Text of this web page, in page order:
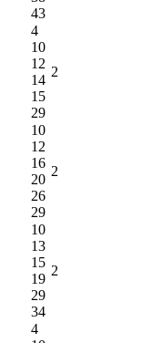
43
4
10
12
14
15
29
2
10
12
16
20
26
29
2
10
13
15
19
29
34
2
4